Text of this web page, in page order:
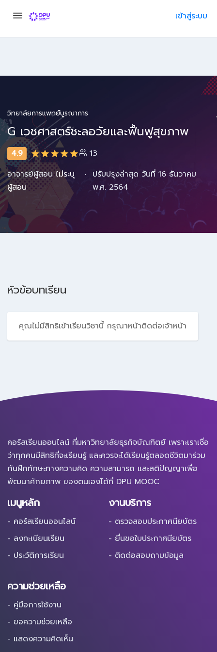
เข้าสู่ระบบ
วิทยาลัยการแพทย์บูรณาการ
G เวชศาสตร์ชะลอวัยและฟื้นฟูสุขภาพ
4.9
13
อาจารย์ผู้สอนไม่ระบุ
ผู้สอน
· ปรับปรุงล่าสุด วันที่ 16 ธันวาคม
พ.ศ. 2564
หัวข้อบทเรียน
คุณไม่มีสิทธิเข้าเรียนวิชานี้ กรุณาหน้าติดต่อเจ้าหน้า
คอร์สเรียนออนไลน์ ที่มหาวิทยาลัยธุรกิจบัณฑิตย์ เพราะเราเชื่อ
ว่าทุกคนมีสิทธิที่จะเรียนรู้ และควรจะได้เรียนรู้ตลอดชีวิตมาร่วม
กันฝึกทักษะทางความคิด ความสามารถ และสติปัญญาเพื่อ
พัฒนาศักยภาพ ของตนเองได้ที่ DPU MOOC
เมนูหลัก
- คอร์สเรียนออนไลน์
- ลงทะเบียนเรียน
- ประวัติการเรียน
งานบริการ
- ตรวจสอบประกาศนียบัตร
- ยื่นขอใบประกาศนียบัตร
- ติดต่อสอบถามข้อมูล
ความช่วยเหลือ
- คู่มือการใช้งาน
- ขอความช่วยเหลือ
- แสดงความคิดเห็น